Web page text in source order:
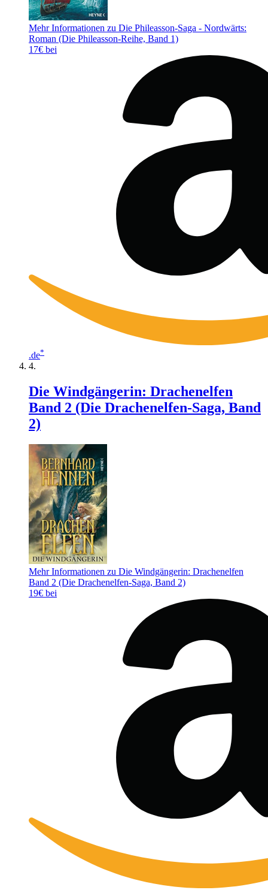
Mehr Informationen zu Die Phileasson-Saga - Nordwärts:
Roman (Die Phileasson-Reihe, Band 1)
17€ bei
.de*
Die Windgängerin: Drachenelfen
Band 2 (Die Drachenelfen-Saga, Band
2)
Mehr Informationen zu Die Windgängerin: Drachenelfen
Band 2 (Die Drachenelfen-Saga, Band 2)
19€ bei